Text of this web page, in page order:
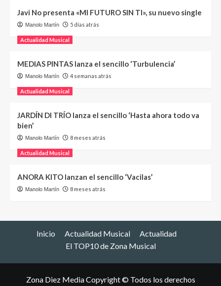
Javi No presenta «MI FUTURO SIN TI», su nuevo single
Manolo Martín 5 días atrás
Actualidad Musical
MEDIAS PINTAS lanza el sencillo ‘Turbulencia’
Manolo Martín 4 semanas atrás
Actualidad Musical
JARDÍN DI TRÍO lanza el sencillo ‘Hasta ahora todo va
bien’
Manolo Martín 8 meses atrás
Actualidad Musical
ANORA KITO lanzan el sencillo ‘Vacilas’
Manolo Martín 8 meses atrás
Inicio Actualidad Musical
Actualidad
El TOP10 de Zona Musical
Zona Diez Media Copyright © Todos los derechos